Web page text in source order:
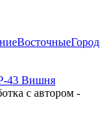
Восточные
43 Вишня
с автором -